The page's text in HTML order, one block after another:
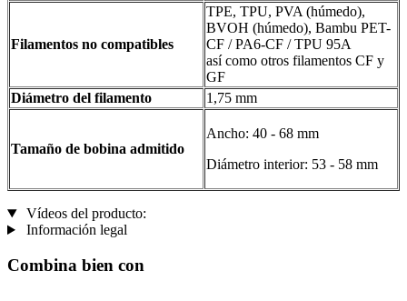
Filamentos no compatibles
TPE, TPU, PVA (húmedo),
BVOH (húmedo), Bambu PET-
CF / PA6-CF / TPU 95A
así como otros filamentos CF y
GF
Diámetro del filamento
1,75 mm
Tamaño de bobina admitido
Ancho: 40 - 68 mm
Diámetro interior: 53 - 58 mm
Vídeos del producto:
Información legal
Combina bien con